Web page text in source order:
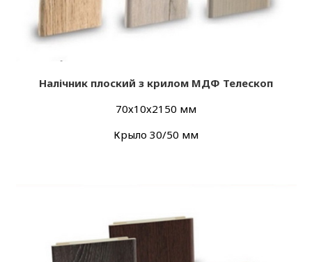
Налічник плоский з крилом МДФ Телескоп
70х10х2150 мм
Крыло 30/50 мм